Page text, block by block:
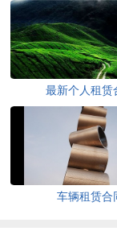
最新个人租赁
车辆租赁合